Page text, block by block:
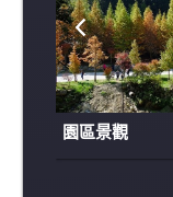
園區景觀